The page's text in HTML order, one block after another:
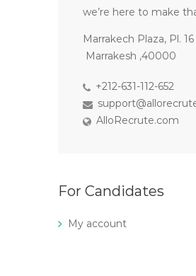
we’re here to make
Marrakech Plaza, Pl.
Marrakesh ,40000
+212-631-112-652
AlloRecrute.com
For Candidates
My account